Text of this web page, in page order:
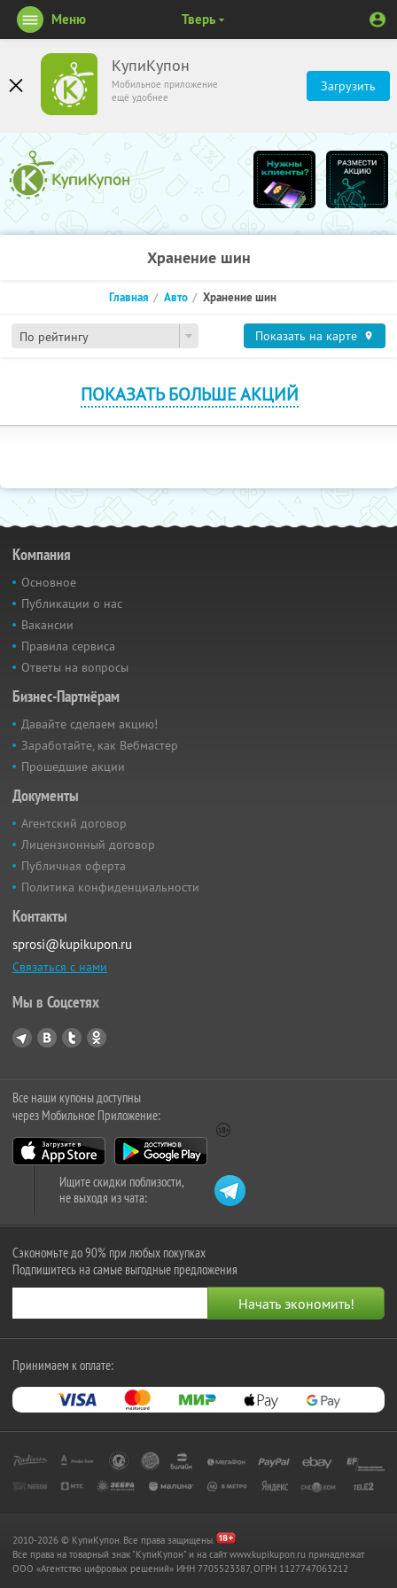
КупиКупон
Мобильное приложение
ещё удобнее
Загрузить
Меню Тверь
Хранение шин
По рейтингу
Главная Авто Хранение шин
Показать на карте
ПОКАЗАТЬ БОЛЬШЕ АКЦИЙ
Компания
Основное
Публикации о нас
Вакансии
Правила сервиса
Ответы на вопросы
Бизнес-Партнёрам
Давайте сделаем акцию!
Заработайте, как Вебмастер
Прошедшие акции
Документы
Агентский договор
Лицензионный договор
Публичная оферта
Политика конфиденциальности
Контакты
sprosi@kupikupon.ru
Связаться с нами
Мы в Соцсетях
Все наши купоны доступны
через Мобильное Приложение:
Ищите скидки поблизости,
не выходя из чата:
Сэкономьте до 90% при любых покупках
Подпишитесь на самые выгодные предложения
Принимаем к оплате:
2010-2026 © КупиКупон. Все права защищены.
Все права на товарный знак "КупиКупон" и на сайт www.kupikupon.ru принадлежат
OOO «Агентство цифровых решений» ИНН 7705523387, ОГРН 1127747063212